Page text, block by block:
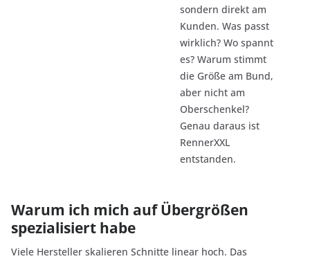
sondern direkt am
Kunden. Was passt
wirklich? Wo spannt
es? Warum stimmt
die Größe am Bund,
aber nicht am
Oberschenkel?
Genau daraus ist
RennerXXL
entstanden.
Warum ich mich auf Übergrößen
spezialisiert habe
Viele Hersteller skalieren Schnitte linear hoch. Das